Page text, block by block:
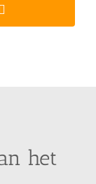
het